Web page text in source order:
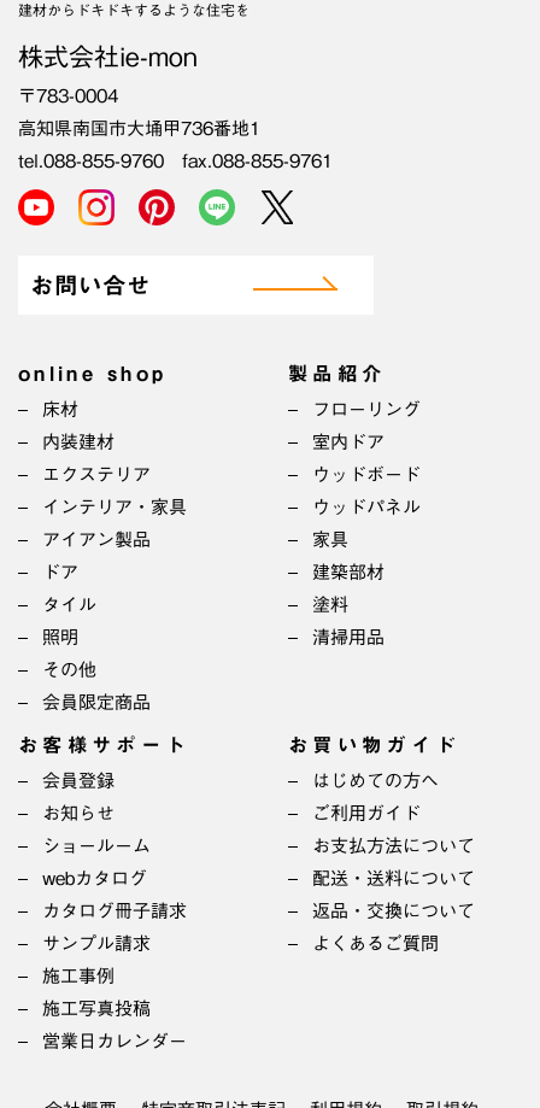
建材からドキドキするような住宅を
株式会社ie-mon
〒783-0004
高知県南国市大埇甲736番地1
tel.088-855-9760 fax.088-855-9761
お問い合せ
online shop
床材
内装建材
エクステリア
インテリア・家具
アイアン製品
ドア
タイル
照明
その他
会員限定商品
製品紹介
フローリング
室内ドア
ウッドボード
ウッドパネル
家具
建築部材
塗料
清掃用品
お客様サポート
会員登録
お知らせ
ショールーム
webカタログ
カタログ冊子請求
サンプル請求
施工事例
施工写真投稿
営業日カレンダー
お買い物ガイド
はじめての方へ
ご利用ガイド
お支払方法について
配送・送料について
返品・交換について
よくあるご質問